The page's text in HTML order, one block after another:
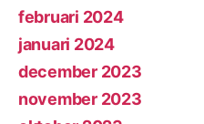
februari 2024
januari 2024
december 2023
november 2023